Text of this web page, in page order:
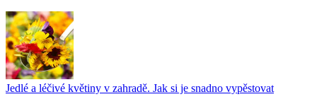
Jedlé a léčivé květiny v zahradě. Jak si je snadno vypěstovat